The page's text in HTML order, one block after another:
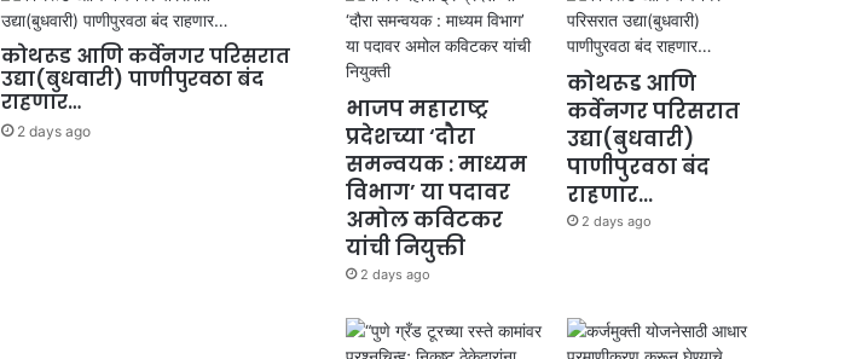
कोथरूड आणि कर्वेनगर परिसरात
उद्या(बुधवारी) पाणीपुरवठा बंद
राहणार…
2 days ago
भाजप महाराष्ट्र
प्रदेशच्या ‘दौरा
समन्वयक : माध्यम
विभाग’ या पदावर
अमोल कविटकर
यांची नियुक्ती
2 days ago
कोथरूड आणि
कर्वेनगर परिसरात
उद्या(बुधवारी)
पाणीपुरवठा बंद
राहणार…
2 days ago